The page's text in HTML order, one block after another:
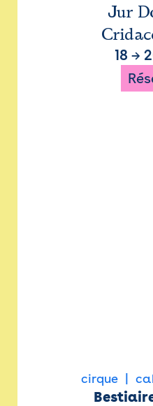
Jur
18 →
cirque